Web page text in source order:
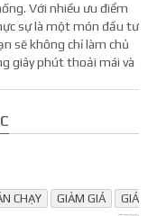
Với nhiều ưu điểm
sự là một món đầu tư
sẽ không chỉ làm chủ
giây phút thoải mái và
CHẠY GIẢM GIÁ
GIÁ